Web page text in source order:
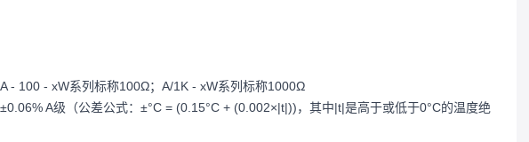
- 100 - xW系列标称100Ω；A/1K - xW系列标称1000Ω
A级（公差公式：±°C = (0.15°C + (0.002×|t|))，其中|t|是高于或低于0°C的温度绝